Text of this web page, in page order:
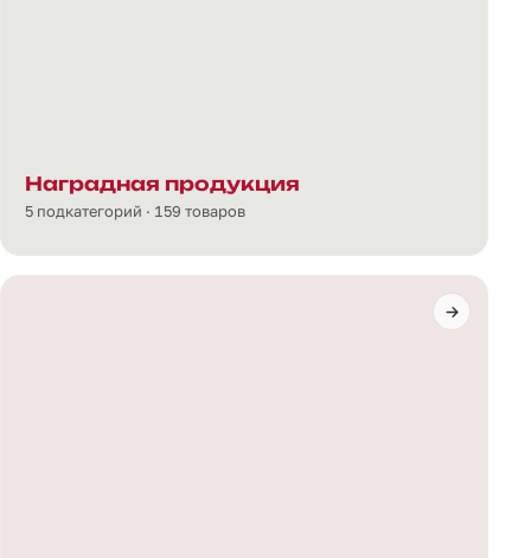
Наградная продукция
5 подкатегорий · 159 товаров